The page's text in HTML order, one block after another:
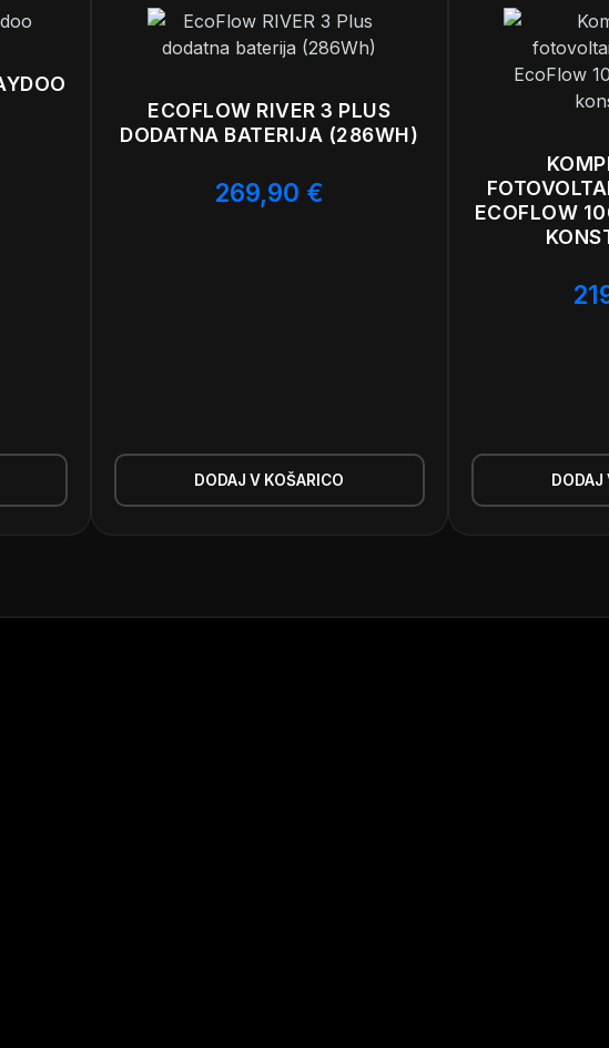
ECOFLOW RIVER 3 PLUS
DODATNA BATERIJA (286WH)
269,90 €
DODAJ V KOŠARICO
ECOFLOW
DODAJ